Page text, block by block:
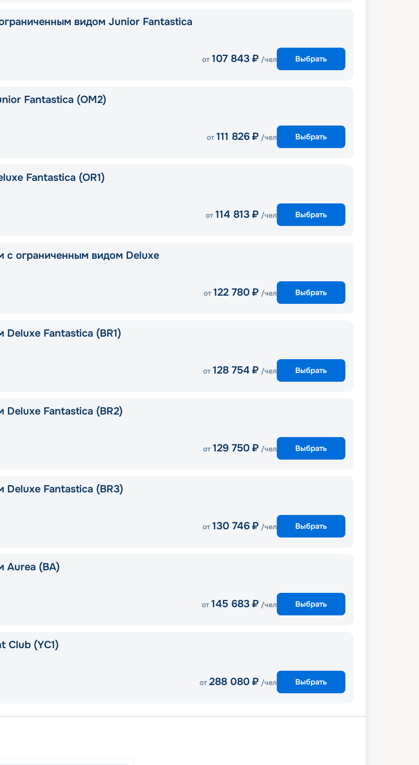
видом Junior Fantastica
от 107 843 ₽ /чел Выбрать
Fantastica (OM2)
от 111 826 ₽ /чел Выбрать
Fantastica (OR1)
от 114 813 ₽ /чел Выбрать
с ограниченным видом Deluxe
от 122 780 ₽ /чел Выбрать
Deluxe Fantastica (BR1)
от 128 754 ₽ /чел Выбрать
Deluxe Fantastica (BR2)
от 129 750 ₽ /чел Выбрать
Deluxe Fantastica (BR3)
от 130 746 ₽ /чел Выбрать
Aurea (BA)
от 145 683 ₽ /чел Выбрать
Club (YC1)
от 288 080 ₽ /чел Выбрать